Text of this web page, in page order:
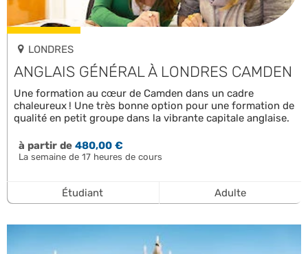
LONDRES
ANGLAIS GÉNÉRAL À LONDRES CAMDEN
Une formation au cœur de Camden dans un cadre
chaleureux ! Une très bonne option pour une formation de
qualité en petit groupe dans la vibrante capitale anglaise.
à partir de480,00 €
La semaine de 17 heures de cours
Étudiant Adulte